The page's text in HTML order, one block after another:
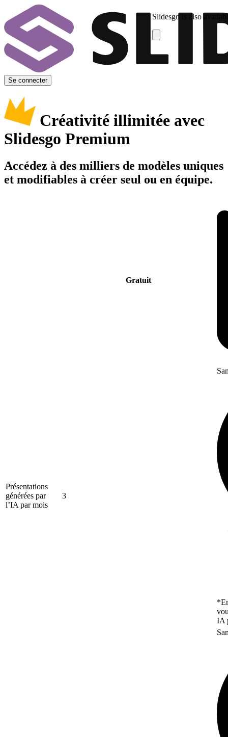
Slidesgo is also
Se connecter
Créativité illimitée avec
Slidesgo Premium
Accédez à des milliers de modèles uniques
et modifiables à créer seul ou en équipe.
Gratuit
Présentations
générées par
l’IA par mois
3
IA